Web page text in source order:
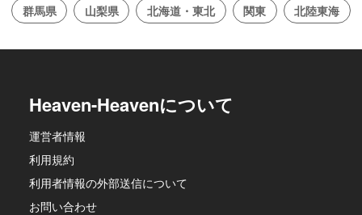
群馬県
山梨県 北海道・東北 関東 北陸東海
Heaven-Heavenについて
運営者情報
利用規約
利用者情報の外部送信について
お問い合わせ